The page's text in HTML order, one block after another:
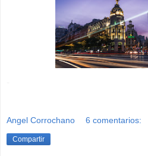
Angel Corrochano 6 comentarios:
Compartir